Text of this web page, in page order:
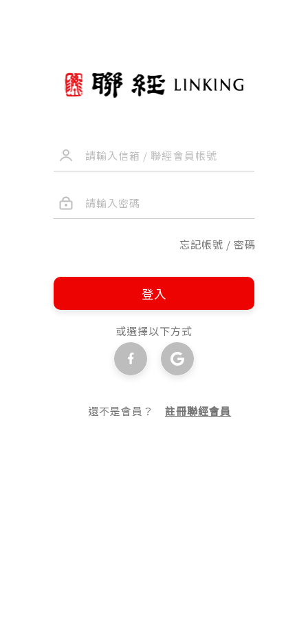
忘記帳號 / 密碼
登入
或選擇以下方式
還不是會員？註冊聯經會員